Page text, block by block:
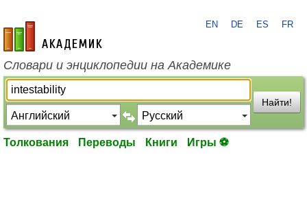
academic.ru
EN DE ES FR
Словари и энциклопедии на Академике
Найти!
Толкования Переводы Книги Игры ⚽